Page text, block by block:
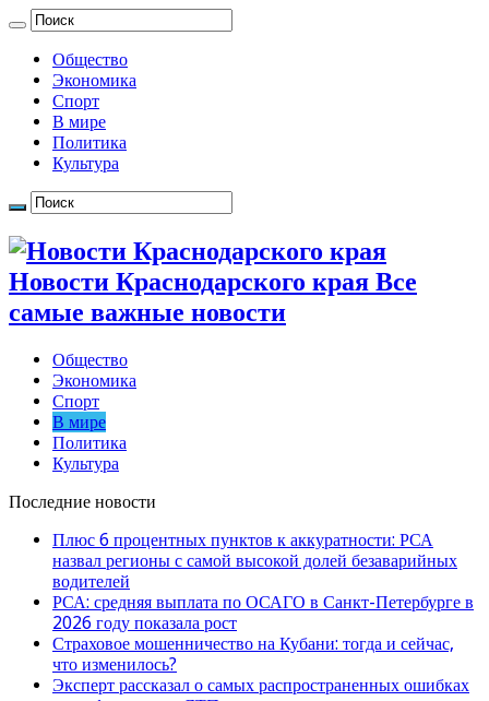
Общество
Экономика
Спорт
В мире
Политика
Культура
Новости Краснодарского края Все
самые важные новости
Общество
Экономика
Спорт
В мире
Политика
Культура
Последние новости
Плюс 6 процентных пунктов к аккуратности: РСА
назвал регионы с самой высокой долей безаварийных
водителей
РСА: средняя выплата по ОСАГО в Санкт-Петербурге в
2026 году показала рост
Страховое мошенничество на Кубани: тогда и сейчас,
что изменилось?
Эксперт рассказал о самых распространенных ошибках